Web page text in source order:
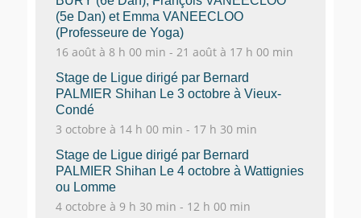
(5e Dan) et Emma VANEECLOO
(Professeure de Yoga)
16 août à 8 h 00 min - 21 août à 17 h 00 min
Stage de Ligue dirigé par Bernard
PALMIER Shihan Le 3 octobre à Vieux-
Condé
3 octobre à 14 h 00 min - 17 h 30 min
Stage de Ligue dirigé par Bernard
PALMIER Shihan Le 4 octobre à Wattignies
ou Lomme
4 octobre à 9 h 30 min - 12 h 00 min